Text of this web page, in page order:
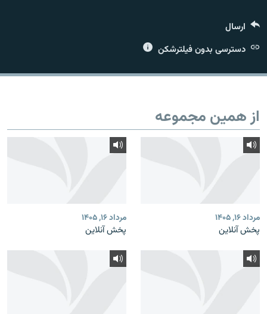
زبان‌های دیگر
ارسال
دسترسی بدون فیلترشکن
از همین مجموعه
مرداد ۱۶, ۱۴۰۵
پخش آنلاین
مرداد ۱۶, ۱۴۰۵
پخش آنلاین